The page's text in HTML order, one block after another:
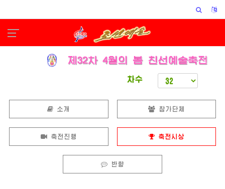
차수
소개 참가단체
축전진행 축전시상
반향